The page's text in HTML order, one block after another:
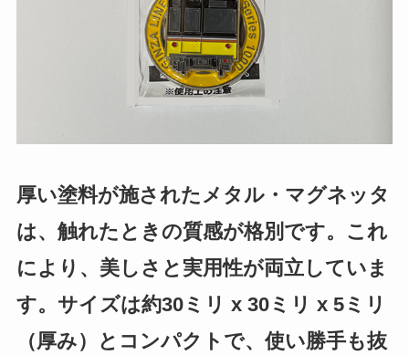
厚い塗料が施されたメタル・マグネッタ
は、触れたときの質感が格別です。これ
により、美しさと実用性が両立していま
す。サイズは約30ミリ x 30ミリ x 5ミリ
（厚み）とコンパクトで、使い勝手も抜